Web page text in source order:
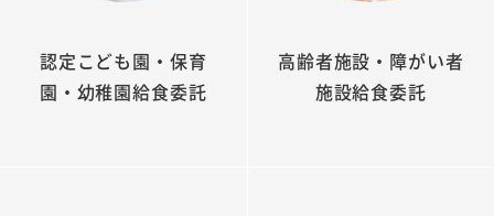
認定こども園・保育
園・幼稚園給食委託
高齢者施設・障がい者
施設給食委託